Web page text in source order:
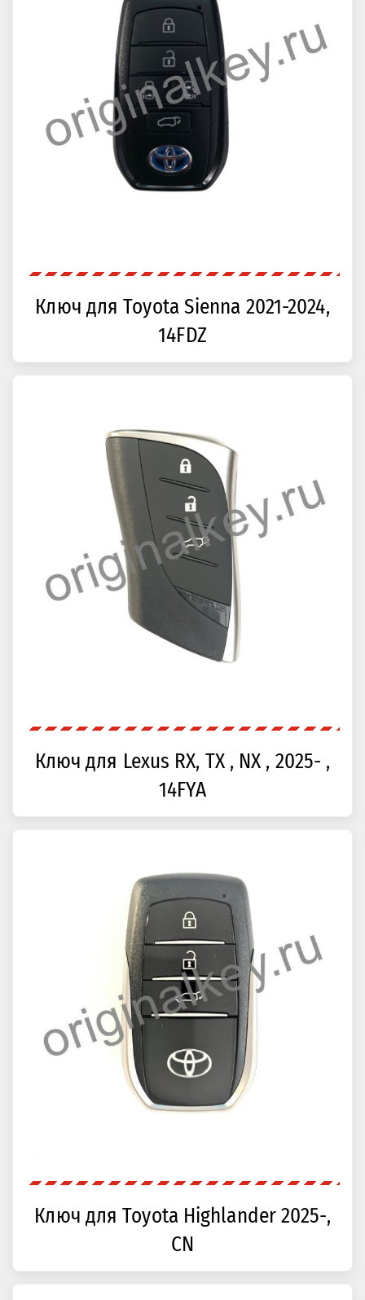
Ключ для Toyota Sienna 2021-2024,
14FDZ
Ключ для Lexus RX, TX , NX , 2025- ,
14FYA
Ключ для Toyota Highlander 2025-,
CN